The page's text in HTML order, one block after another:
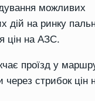
можливих
дій на ринку
цін на АЗС.
проїзд у
через стрибок цін